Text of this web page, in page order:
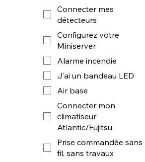
Connecter mes
détecteurs
Configurez votre
Miniserver
Alarme incendie
J'ai un bandeau LED
Air base
Connecter mon
climatiseur
Atlantic/Fujitsu
Prise commandée sans
fil, sans travaux